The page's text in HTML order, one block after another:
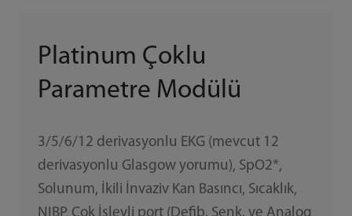
Platinum Çoklu
Parametre Modülü
3/5/6/12 derivasyonlu EKG (mevcut 12
derivasyonlu Glasgow yorumu), SpO2*,
Solunum, İkili İnvaziv Kan Basıncı, Sıcaklık,